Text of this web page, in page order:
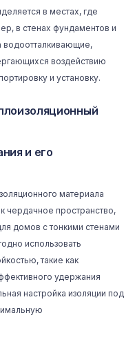
в местах, где
в стенах фундаментов и
водоотталкивающие,
воздействию
и установку.
и его
материала
чердачное пространство,
домов с тонкими стенами
использовать
такие как
удержания
настройка изоляции под